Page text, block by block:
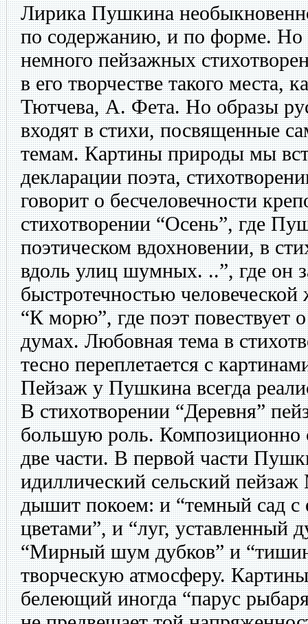
Лирика Пушкина
по содержанию, и по форме. Но
немного пейзажных
в его творчестве такого места,
Тютчева, А. Фета. Но образы
входят в стихи, посвященные
темам. Картины природы мы
декларации поэта,
говорит о бесчеловечности
стихотворении “Осень”, где
поэтическом вдохновении, в
вдоль улиц шумных. ..”, где он
быстротечностью
“К морю”, где поэт повествует
думах. Любовная тема в
тесно переплетается с
Пейзаж у Пушкина всегда
В стихотворении “Деревня”
большую роль. Композиционно
две части. В первой части
идиллический сельский
дышит покоем: и “темный сад с
цветами”, и “луг, уставленный
“Мирный шум дубков” и
творческую атмосферу.
белеющий иногда “парус